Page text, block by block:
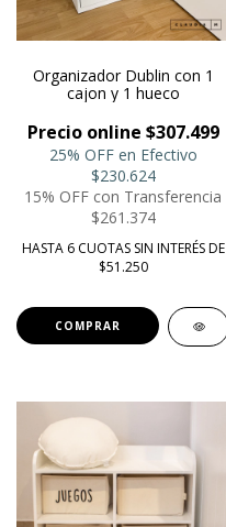
Organizador Dublin con 1
cajon y 1 hueco
Precio online $307.499
25% OFF en Efectivo
$230.624
15% OFF con Transferencia
$261.374
HASTA 6 CUOTAS SIN INTERÉS DE
$51.250
COMPRAR